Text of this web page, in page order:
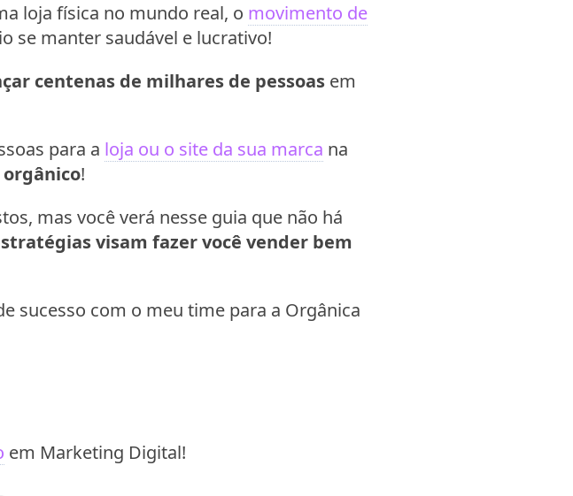
loja física no mundo real, o movimento de
se manter saudável e lucrativo!
centenas de milhares de pessoas em
para a loja ou o site da sua marca na
!
mas você verá nesse guia que não há
visam fazer você vender bem
sucesso com o meu time para a Orgânica
em Marketing Digital!